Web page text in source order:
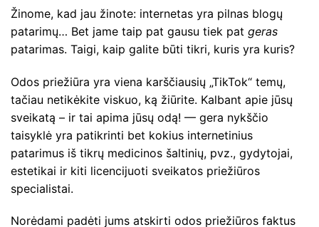
Žinome, kad jau žinote: internetas yra pilnas blogų
patarimų… Bet jame taip pat gausu tiek pat geras
patarimas. Taigi, kaip galite būti tikri, kuris yra kuris?
Odos priežiūra yra viena karščiausių „TikTok“ temų,
tačiau netikėkite viskuo, ką žiūrite. Kalbant apie jūsų
sveikatą – ir tai apima jūsų odą! — gera nykščio
taisyklė yra patikrinti bet kokius internetinius
patarimus iš tikrų medicinos šaltinių, pvz., gydytojai,
estetikai ir kiti licencijuoti sveikatos priežiūros
specialistai.
Norėdami padėti jums atskirti odos priežiūros faktus